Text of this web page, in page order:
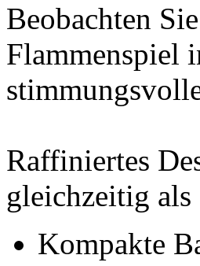
Beobachten
Flammenspiel
Raffiniertes
gleichzeitig
Kompakte